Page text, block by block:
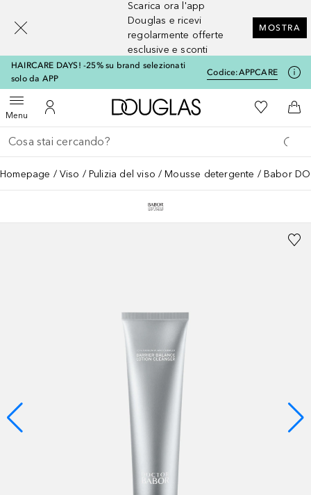
Scarica ora l'app
Douglas e ricevi
regolarmente offerte
esclusive e sconti
MOSTRA
HAIRCARE DAYS! -25% su brand selezionati
solo da APP
Codice:APPCARE
MenuApri menuAl Mio Account
A Douglas HomeAlla Mia
Al
Torna indietro
Esegui ricerca
Homepage Viso Pulizia del viso Mousse detergente Babor
[navigation.slideout.screenreader]